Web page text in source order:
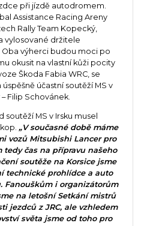
při jízdě autodromem.
Assistance Racing Areny
Rally Team Kopecký,
vylosované držitele
výherci budou moci po
okusit na vlastní kůži pocity
Škoda Fabia WRC, se
účastní soutěží MS v
Filip Schovánek.
MS v Irsku musel
„V současné době máme
vozů Mitsubishi Lancer pro
tedy čas na přípravu našeho
soutěže na Korsice jsme
technické prohlídce a auto
Fanouškům i organizátorům
na letošní Setkání mistrů
jezdců z JRC, ale vzhledem
světa jsme od toho pro